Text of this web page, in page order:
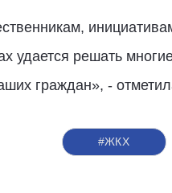
удается решать
граждан», -
#ЖКХ